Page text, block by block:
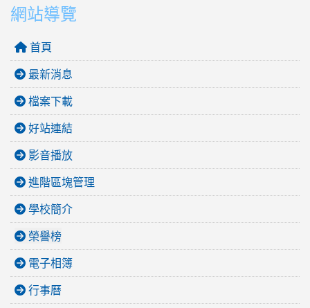
網站導覽
首頁
最新消息
檔案下載
好站連結
影音播放
進階區塊管理
學校簡介
榮譽榜
電子相簿
行事曆